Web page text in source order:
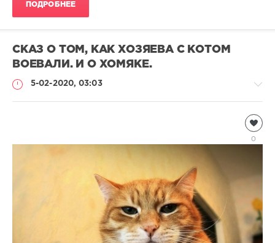
ПОДРОБНЕЕ
СКАЗ О ТОМ, КАК ХОЗЯЕВА С КОТОМ
ВОЕВАЛИ. И О ХОМЯКЕ.
5-02-2020, 03:03
0